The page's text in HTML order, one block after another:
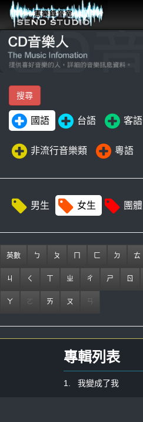
國語 台語 客語
非流行音樂類 粵語
男生 女生 團體
英數 ㄅ ㄆ ㄈ ㄉ ㄊ
ㄐ ㄑ ㄓ ㄔ ㄕ ㄖ
ㄚ ㄛ ㄞ ㄡ ㄢ
專輯列表
1. 我變成了我